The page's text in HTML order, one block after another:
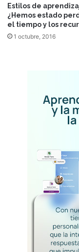
Estilos de
¿Hemos estado
el tiempo y los
1 octubre, 2016